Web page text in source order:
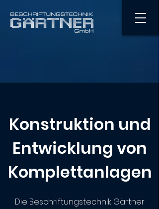
Konstruktion und
Entwicklung von
Komplettanlagen
Die Beschriftungstechnik Gärtner